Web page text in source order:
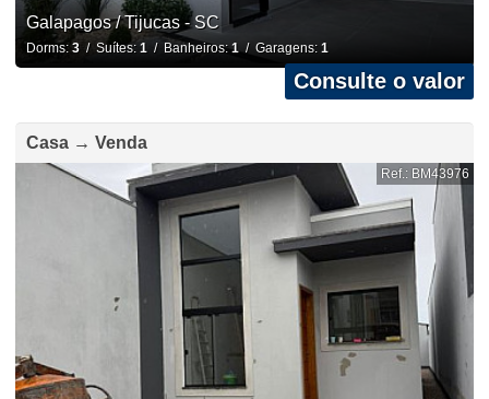
Galapagos / Tijucas - SC
Dorms: 3/ Suítes: 1/ Banheiros:1/ Garagens: 1
Consulte o valor
Casa → Venda
Ref.: BM43976